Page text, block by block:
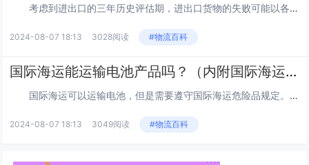
考虑到进出口的三年历史评估期，进出口货物的失败可能以各种方式出现，并且可能在数月或数年后才被发现。因此，企业必须确保...
2024-08-07 18:13 3028阅读 #物流百科
国际海运能运输电池产品吗？（内附国际海运危险品规定）
国际海运可以运输电池，但是需要遵守国际海运危险品规定。根据规定，电池被归类为危险品，因为它们可能会泄漏、燃烧或爆炸。...
2024-08-07 18:13 3049阅读 #物流百科